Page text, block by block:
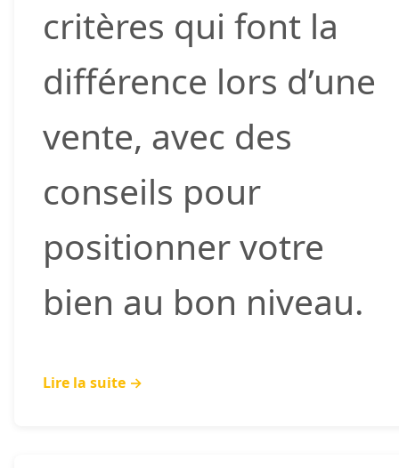
critères qui font la
différence lors d’une
vente, avec des
conseils pour
positionner votre
bien au bon niveau.
Lire la suite →